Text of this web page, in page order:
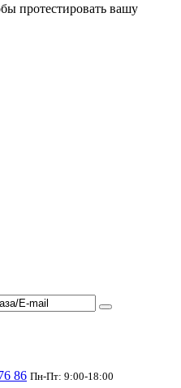
протестировать вашу
86 Пн-Пт: 9:00-18:00